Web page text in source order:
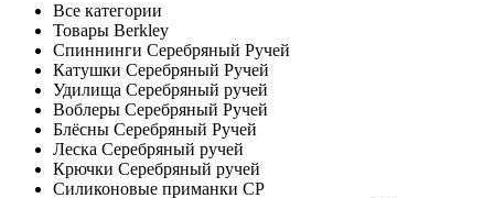
Все категории
Товары Berkley
Спиннинги Серебряный Ручей
Катушки Серебряный Ручей
Удилища Серебряный ручей
Воблеры Серебряный Ручей
Блёсны Серебряный Ручей
Леска Серебряный ручей
Крючки Серебряный ручей
Силиконовые приманки СР